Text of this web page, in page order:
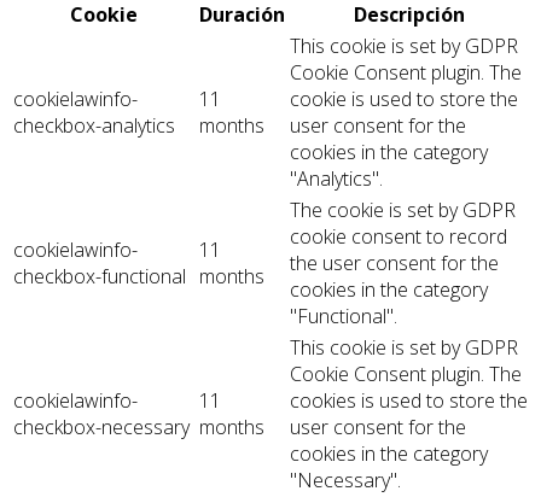
Cookie
Duración Descripción
cookielawinfo-
checkbox-analytics
11
months
This cookie is set by GDPR
Cookie Consent plugin. The
cookie is used to store the
user consent for the
cookies in the category
"Analytics".
cookielawinfo-
checkbox-functional
11
months
The cookie is set by GDPR
cookie consent to record
the user consent for the
cookies in the category
"Functional".
cookielawinfo-
checkbox-necessary
11
months
This cookie is set by GDPR
Cookie Consent plugin. The
cookies is used to store the
user consent for the
cookies in the category
"Necessary".